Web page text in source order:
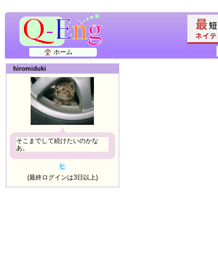
ホーム
hiromiduki
そこまでして続けたいのかな
あ。
(最終ログインは3日以上)